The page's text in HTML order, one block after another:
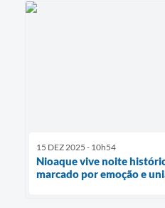
15 DEZ 2025 - 10h54
Nioaque vive noite
marcado por emoção e